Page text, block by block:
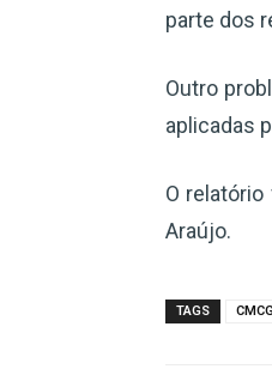
parte dos
Outro
aplicadas
O
Araújo.
TAGS